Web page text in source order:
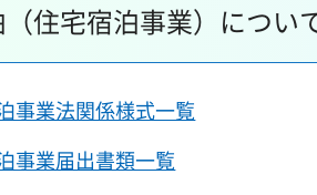
（住宅宿泊事業）につい
事業法関係様式一覧
事業届出書類一覧